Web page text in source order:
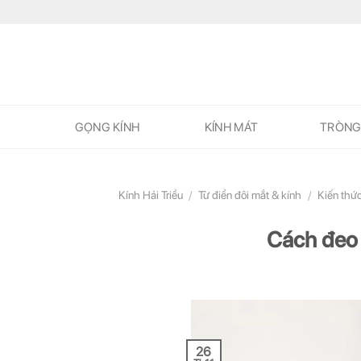
GỌNG KÍNH KÍNH MÁT
Kính Hải Triều / Từ điển đôi mắt & kính / Kiến
Cách
26